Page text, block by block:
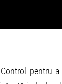
pentru